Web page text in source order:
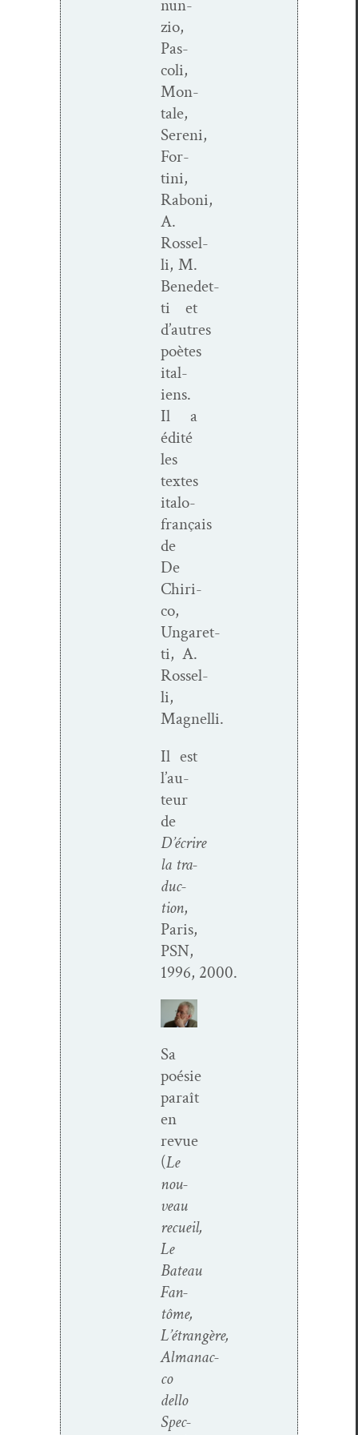
nun­
zio,
Pas­
coli,
Mon­
tale,
Sereni,
For­
ti­ni,
Raboni,
A.
Rossel­
li, M.
Benedet­
ti et
d’autres
poètes
ital­
iens.
Il a
édité
les
textes
ita­­lo-
français
de
De
Chiri­
co,
Ungaret­
ti, A.
Rossel­
li,
Magnelli.
Il est
l’au­
teur
de
D’écrire
la tra­
duc­
tion,
Paris,
PSN,
1996, 2000.
Sa
poésie
paraît
en
revue
(Le
nou­
veau
recueil,
Le
Bateau
Fan­
tôme,
L’étrangère,
Almanac­
co
del­lo
Spec­